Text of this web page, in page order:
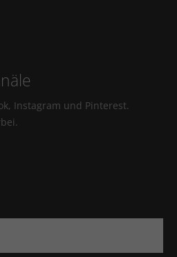
Instagram und Pinterest.